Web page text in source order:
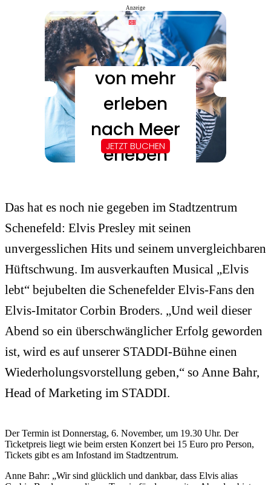
Anzeige
Das hat es noch nie gegeben im Stadtzentrum
Schenefeld: Elvis Presley mit seinen
unvergesslichen Hits und seinem unvergleichbaren
Hüftschwung. Im ausverkauften Musical „Elvis
lebt“ bejubelten die Schenefelder Elvis-Fans den
Elvis-Imitator Corbin Broders. „Und weil dieser
Abend so ein überschwänglicher Erfolg geworden
ist, wird es auf unserer STADDI-Bühne einen
Wiederholungsvorstellung geben,“ so Anne Bahr,
Head of Marketing im STADDI.
Der Termin ist Donnerstag, 6. November, um 19.30 Uhr. Der
Ticketpreis liegt wie beim ersten Konzert bei 15 Euro pro Person,
Tickets gibt es am Infostand im Stadtzentrum.
Anne Bahr: „Wir sind glücklich und dankbar, dass Elvis alias